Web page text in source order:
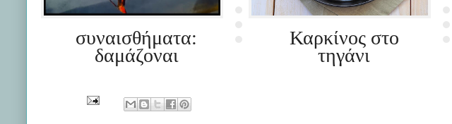
συναισθήματα:
δαμάζοναι
Καρκίνος στο
τηγάνι